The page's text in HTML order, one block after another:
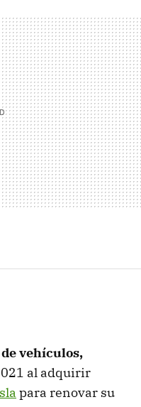
MAIL
vehículos,
al adquirir
para renovar su